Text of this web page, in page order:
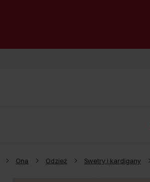
Ona Odzież Swetry i kardigany